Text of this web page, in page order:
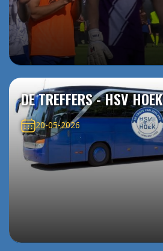
DE TREFFERS - HSV HOEK
20-05-2026